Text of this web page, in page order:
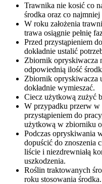
Trawnika nie kosić co
środka oraz co
W roku założenia
trawa osiągnie pełnię
Przed przystąpieniem
dokładnie ustalić
Zbiornik opryskiwacza
odpowiednią ilość
Zbiornik opryskiwacza
dokładnie wymieszać.
Ciecz użytkową zużyć
W przypadku przerw
przystąpieniem do
użytkową w zbiorniku
Podczas opryskiwania
dopuścić do znoszenia
liście i niezdrewniałą
uszkodzenia.
Roślin traktowanych
roku stosowania środka.